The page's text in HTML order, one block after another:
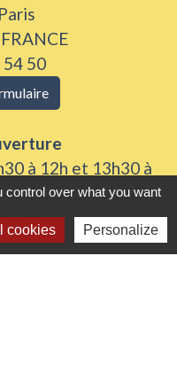
54 50
à 12h et 13h30 à
à 12h
over what you want
cookies Personalize